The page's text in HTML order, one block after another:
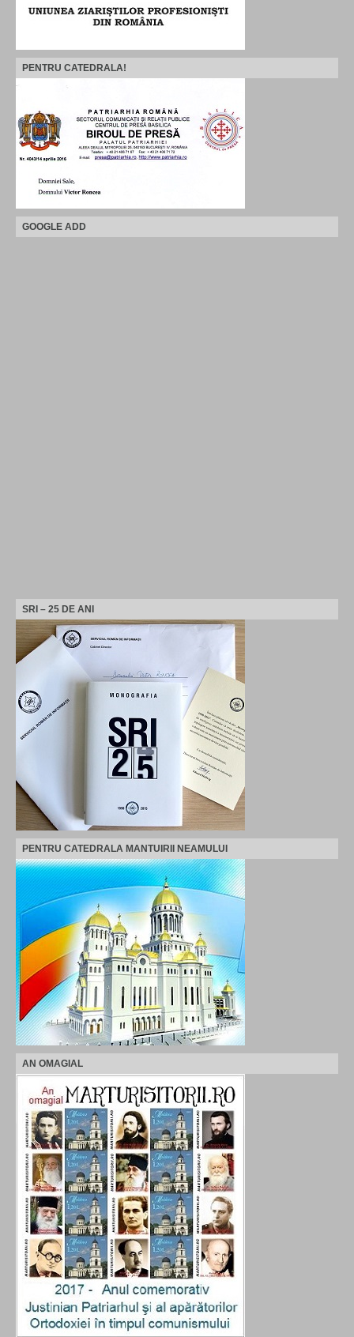
PENTRU CATEDRALA!
GOOGLE ADD
SRI – 25 DE ANI
PENTRU CATEDRALA MANTUIRII NEAMULUI
AN OMAGIAL